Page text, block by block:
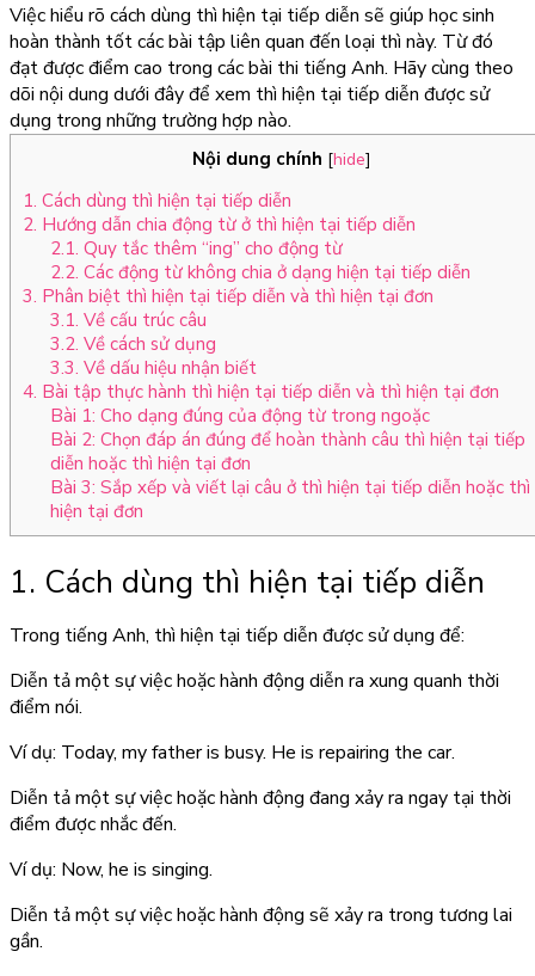
Việc hiểu rõ cách dùng thì hiện tại tiếp diễn sẽ giúp học sinh
hoàn thành tốt các bài tập liên quan đến loại thì này. Từ đó
đạt được điểm cao trong các bài thi tiếng Anh. Hãy cùng theo
dõi nội dung dưới đây để xem thì hiện tại tiếp diễn được sử
dụng trong những trường hợp nào.
Nội dung chính [hide]
1. Cách dùng thì hiện tại tiếp diễn
2. Hướng dẫn chia động từ ở thì hiện tại tiếp diễn
2.1. Quy tắc thêm “ing” cho động từ
2.2. Các động từ không chia ở dạng hiện tại tiếp diễn
3. Phân biệt thì hiện tại tiếp diễn và thì hiện tại đơn
3.1. Về cấu trúc câu
3.2. Về cách sử dụng
3.3. Về dấu hiệu nhận biết
4. Bài tập thực hành thì hiện tại tiếp diễn và thì hiện tại đơn
Bài 1: Cho dạng đúng của động từ trong ngoặc
Bài 2: Chọn đáp án đúng để hoàn thành câu thì hiện tại tiếp
diễn hoặc thì hiện tại đơn
Bài 3: Sắp xếp và viết lại câu ở thì hiện tại tiếp diễn hoặc thì
hiện tại đơn
1. Cách dùng thì hiện tại tiếp diễn
Trong tiếng Anh, thì hiện tại tiếp diễn được sử dụng để:
Diễn tả một sự việc hoặc hành động diễn ra xung quanh thời
điểm nói.
Ví dụ: Today, my father is busy. He is repairing the car.
Diễn tả một sự việc hoặc hành động đang xảy ra ngay tại thời
điểm được nhắc đến.
Ví dụ: Now, he is singing.
Diễn tả một sự việc hoặc hành động sẽ xảy ra trong tương lai
gần.